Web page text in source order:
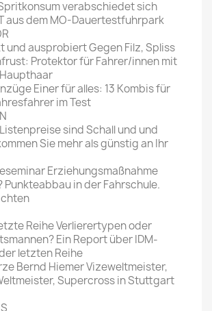
verabschiedet sich
aus dem MO-Dauertestfuhrpark
und ausprobiert Gegen Filz, Spliss
Protektor für Fahrer/innen mit
Einer für alles: 13 Kombis für
im Test
sind Schall und und
Sie mehr als günstig an Ihr
Erziehungsmaßnahme
Punkteabbau in der Fahrschule.
Reihe Verlierertypen oder
Ein Report über IDM-
letzten Reihe
Bernd Hiemer Vizeweltmeister,
Supercross in Stuttgart